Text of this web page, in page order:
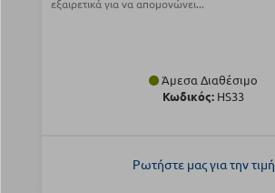
εξαιρετικά για να απομονώνει...
Άμεσα Διαθέσιμο
Κωδικός: HS33
Ρωτήστε μας για την τιμή